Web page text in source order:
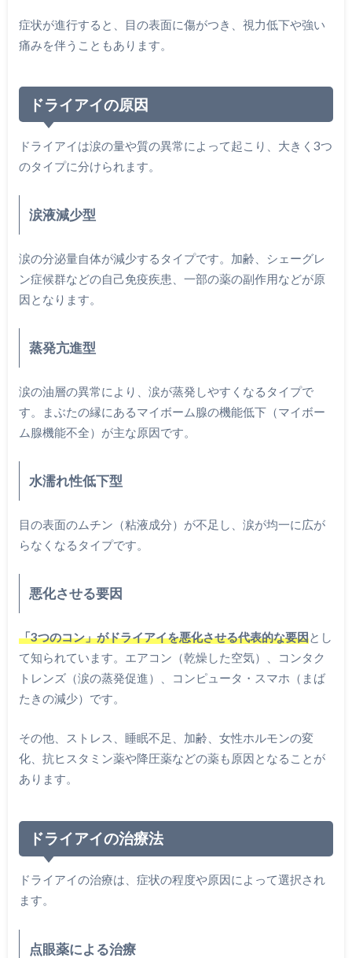
症状が進行すると、目の表面に傷がつき、視力低下や強い
痛みを伴うこともあります。
ドライアイの原因
ドライアイは涙の量や質の異常によって起こり、大きく3つ
のタイプに分けられます。
涙液減少型
涙の分泌量自体が減少するタイプです。加齢、シェーグレ
ン症候群などの自己免疫疾患、一部の薬の副作用などが原
因となります。
蒸発亢進型
涙の油層の異常により、涙が蒸発しやすくなるタイプで
す。まぶたの縁にあるマイボーム腺の機能低下（マイボー
ム腺機能不全）が主な原因です。
水濡れ性低下型
目の表面のムチン（粘液成分）が不足し、涙が均一に広が
らなくなるタイプです。
悪化させる要因
「3つのコン」がドライアイを悪化させる代表的な要因とし
て知られています。エアコン（乾燥した空気）、コンタク
トレンズ（涙の蒸発促進）、コンピュータ・スマホ（まば
たきの減少）です。
その他、ストレス、睡眠不足、加齢、女性ホルモンの変
化、抗ヒスタミン薬や降圧薬などの薬も原因となることが
あります。
ドライアイの治療法
ドライアイの治療は、症状の程度や原因によって選択され
ます。
点眼薬による治療